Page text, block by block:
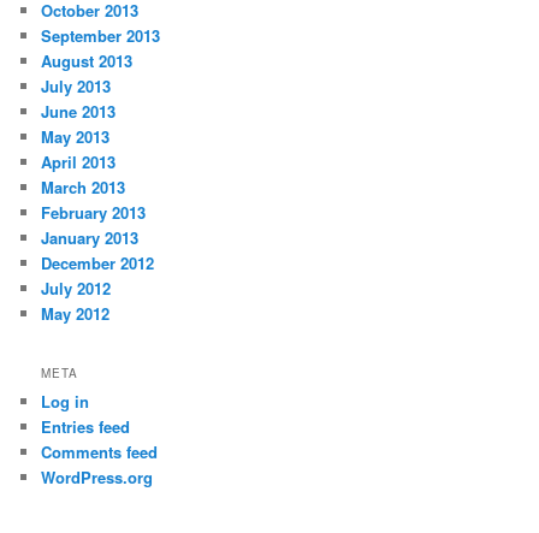
October 2013
September 2013
August 2013
July 2013
June 2013
May 2013
April 2013
March 2013
February 2013
January 2013
December 2012
July 2012
May 2012
META
Log in
Entries feed
Comments feed
WordPress.org